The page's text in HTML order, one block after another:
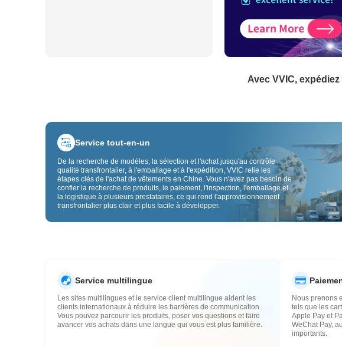
Avec VVIC,
Service tout-en-un
De la recherche de modèles, la sélection et l'achat jusqu'au contrôle
qualité transfrontalier, à l'emballage et à l'expédition, VVIC relie les
étapes clés de l'achat de vêtements en Chine. Vous n'avez pas besoin de
confier la recherche de produits, le paiement, l'inspection, l'emballage et
la logistique à plusieurs prestataires, ce qui rend l'approvisionnement
transfrontalier plus clair et plus facile à développer.
Service multilingue
Les sites multilingues et le service client multilingue aident les
clients internationaux à réduire les barrières de communication.
Vous pouvez parcourir les produits, poser vos questions et faire
avancer vos achats dans une langue qui vous est plus familière.
Nous prenons
tels que les
Apple Pay et
WeChat Pay,
importants.